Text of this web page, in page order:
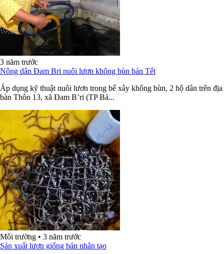
3 năm trước
Nông dân Đam Bri nuôi lươn không bùn bán Tết
Áp dụng kỹ thuật nuôi lươn trong bể xây không bùn, 2 hộ dân trên địa
bàn Thôn 13, xã Đam B’ri (TP Bả...
Môi trường • 3 năm trước
Sản xuất lươn giống bán nhân tạo